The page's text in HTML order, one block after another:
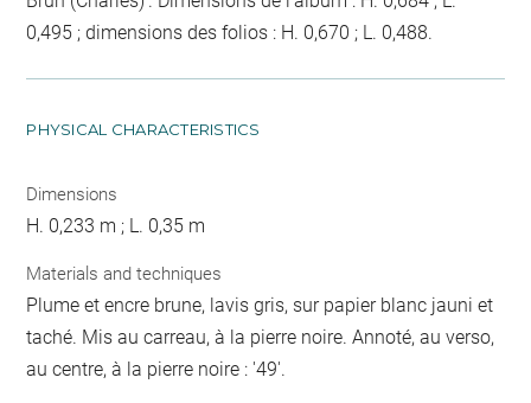
0,495 ; dimensions des folios : H. 0,670 ; L. 0,488.
PHYSICAL CHARACTERISTICS
Dimensions
H. 0,233 m ; L. 0,35 m
Materials and techniques
Plume et encre brune, lavis gris, sur papier blanc jauni et
taché. Mis au carreau, à la pierre noire. Annoté, au verso,
au centre, à la pierre noire : '49'.